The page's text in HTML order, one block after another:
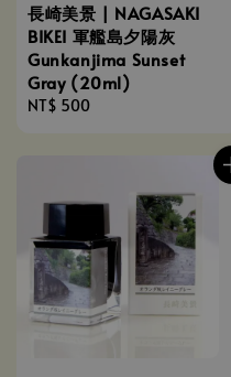
長崎美景 | NAGASAKI
BIKEI 軍艦島夕陽灰
Gunkanjima Sunset
Gray (20ml)
Regular
NT$ 500